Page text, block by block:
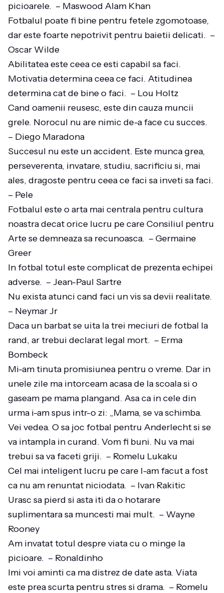
picioarele. – Maswood Alam Khan
Fotbalul poate fi bine pentru fetele zgomotoase,
dar este foarte nepotrivit pentru baietii delicati. –
Oscar Wilde
Abilitatea este ceea ce esti capabil sa faci.
Motivatia determina ceea ce faci. Atitudinea
determina cat de bine o faci. – Lou Holtz
Cand oamenii reusesc, este din cauza muncii
grele. Norocul nu are nimic de-a face cu succes.
– Diego Maradona
Succesul nu este un accident. Este munca grea,
perseverenta, invatare, studiu, sacrificiu si, mai
ales, dragoste pentru ceea ce faci sa inveti sa faci.
– Pele
Fotbalul este o arta mai centrala pentru cultura
noastra decat orice lucru pe care Consiliul pentru
Arte se demneaza sa recunoasca. – Germaine
Greer
In fotbal totul este complicat de prezenta echipei
adverse. – Jean-Paul Sartre
Nu exista atunci cand faci un vis sa devii realitate.
– Neymar Jr
Daca un barbat se uita la trei meciuri de fotbal la
rand, ar trebui declarat legal mort. – Erma
Bombeck
Mi-am tinuta promisiunea pentru o vreme. Dar in
unele zile ma intorceam acasa de la scoala si o
gaseam pe mama plangand. Asa ca in cele din
urma i-am spus intr-o zi: „Mama, se va schimba.
Vei vedea. O sa joc fotbal pentru Anderlecht si se
va intampla in curand. Vom fi buni. Nu va mai
trebui sa va faceti griji. – Romelu Lukaku
Cel mai inteligent lucru pe care l-am facut a fost
ca nu am renuntat niciodata. – Ivan Rakitic
Urasc sa pierd si asta iti da o hotarare
suplimentara sa muncesti mai mult. – Wayne
Rooney
Am invatat totul despre viata cu o minge la
picioare. – Ronaldinho
Imi voi aminti ca ma distrez de date asta. Viata
este prea scurta pentru stres si drama. – Romelu